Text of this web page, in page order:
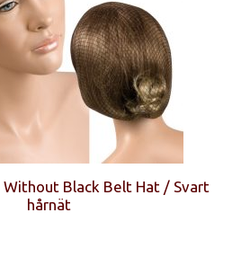
Without Black Belt Hat / Svart
hårnät